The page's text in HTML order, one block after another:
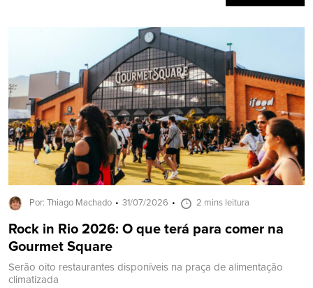
Por: Thiago Machado 31/07/2026 2 mins leitura
Rock in Rio 2026: O que terá para comer na
Gourmet Square
Serão oito restaurantes disponíveis na praça de alimentação
climatizada